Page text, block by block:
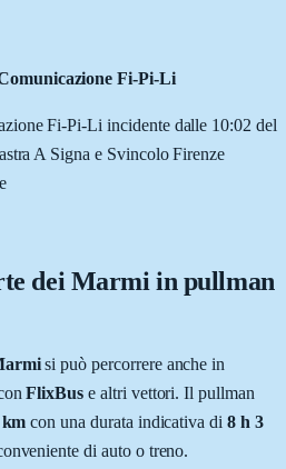
Fi-Pi-Li
Fi-Pi-Li incidente dalle 10:02 del
A Signa e Svincolo Firenze
dei Marmiin pullman
si può percorrere anche in
FlixBus e altri vettori. Il pullman
con una durata indicativa di 8 h 3
di auto o treno.